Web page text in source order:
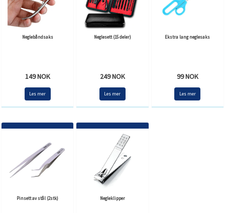
Neglebåndsaks
149 NOK
Les mer
Neglesett (15 deler)
249 NOK
Les mer
Ekstra lang neglesaks
99 NOK
Les mer
Pinsett av stål (2stk) Negleklipper